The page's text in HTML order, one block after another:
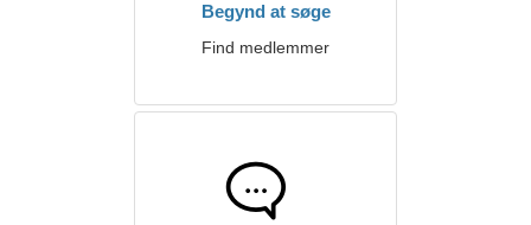
Begynd at søge
Find medlemmer